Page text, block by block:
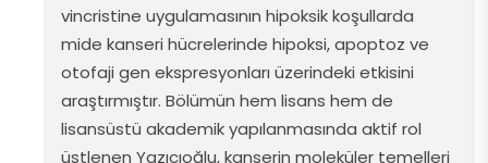
vincristine uygulamasının hipoksik koşullarda
mide kanseri hücrelerinde hipoksi, apoptoz ve
otofaji gen ekspresyonları üzerindeki etkisini
araştırmıştır. Bölümün hem lisans hem de
lisansüstü akademik yapılanmasında aktif rol
üstlenen Yazıcıoğlu, kanserin moleküler temelleri